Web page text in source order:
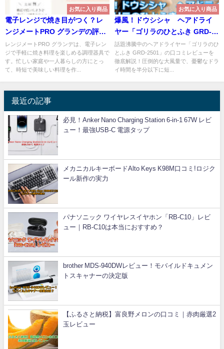
お気に入り商品
電子レンジで焼き目がつく？レ
ンジメートPRO グランデの評判
と使い勝手
レンジメートPRO グランデは、電子レン
ジで手軽に焼き料理を楽しめる調理器具で
す。忙しい家庭や一人暮らしの方にとっ
て、時短で美味しい料理を作...
お気に入り商品
爆風！ドウシシャ ヘアドライ
ヤー「ゴリラのひとふき GRD-
2501」口コミ
話題沸騰中のヘアドライヤー「ゴリラのひ
とふき GRD-2501」の口コミレビューを
徹底解説！圧倒的な大風量で、憂鬱なドラ
イ時間を半分以下に短...
最近の記事
必見！Anker Nano Charging Station 6-in-1 67W レビ
ュー！最強USB-C 電源タップ
メカニカルキーボードAlto Keys K98M口コミ!ロジク
ール新作の実力
パナソニック ワイヤレスイヤホン「RB-C10」レビ
ュー｜RB-C10は本当におすすめ？
brother MDS-940DWレビュー！モバイルドキュメン
トスキャナーの決定版
【ふるさと納税】富良野メロンの口コミ｜赤肉厳選2
玉レビュー